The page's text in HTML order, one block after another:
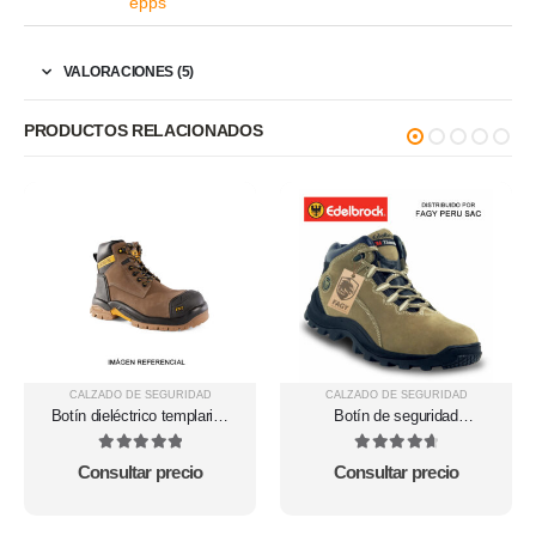
VALORACIONES (5)
PRODUCTOS RELACIONADOS
CALZADO DE SEGURIDAD
Botín dieléctrico templarios
Hidrofugado Marrón SS28D-
out of 5
Consultar precio
CALZADO DE SEGURIDAD
Botín de seguridad
Edelbrock ED106
4.75 out of 5
Consultar precio